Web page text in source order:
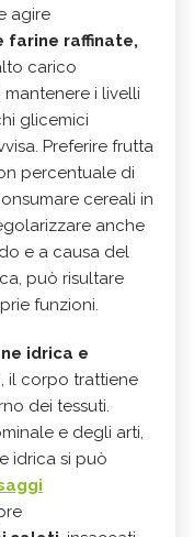
agire
farine raffinate,
carico
i livelli
glicemici
Preferire frutta
percentuale di
cereali in
anche
e a causa del
può risultare
funzioni.
idrica e
il corpo trattiene
dei tessuti.
e degli arti,
idrica si può